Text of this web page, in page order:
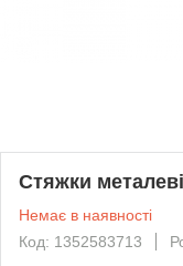
Стяжки
Немає в наявності
Код: 1352583713